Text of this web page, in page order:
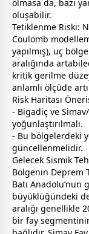
olmasa da, bazı
oluşabilir.
Tetiklenme Riski:
Coulomb
yapılmış), uç
aralığında
kritik gerilme
anlamlı ölçüde
Risk Haritası
- Bigadiç ve
yoğunlaştırılmalı.
- Bu bölgelerdeki
güncellenmelidir.
Gelecek Sismik
Bölgenin Deprem
Batı
büyüklüğündeki
aralığı genellikle
bir fay